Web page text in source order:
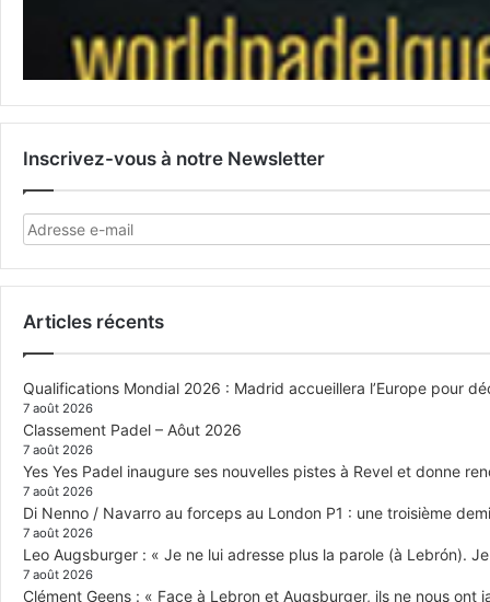
Inscrivez-vous à notre Newsletter
Articles récents
Qualifications Mondial 2026 : Madrid accueillera l’Europe pour
7 août 2026
Classement Padel – Aôut 2026
7 août 2026
Yes Yes Padel inaugure ses nouvelles pistes à Revel et donne
7 août 2026
Di Nenno / Navarro au forceps au London P1 : une troisième
7 août 2026
Leo Augsburger : « Je ne lui adresse plus la parole (à Lebrón).
7 août 2026
Clément Geens : « Face à Lebron et Augsburger, ils ne nous ont